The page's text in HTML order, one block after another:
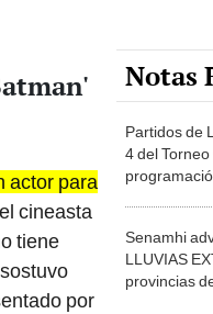
actor para
cineasta
tiene
por
Notas
Partidos de
4 del
Senamhi
LLUVIAS
provincias